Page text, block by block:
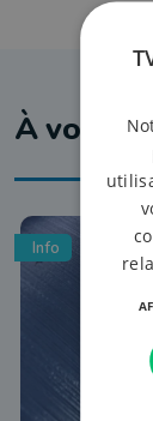
À voir
Info